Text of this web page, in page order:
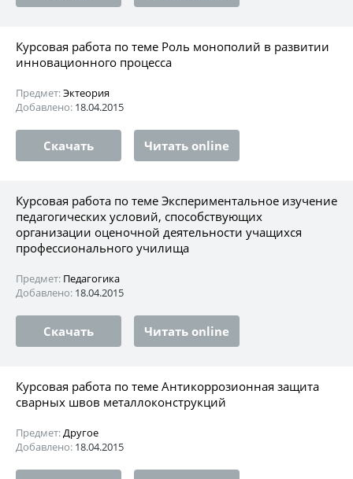
Курсовая работа по теме Роль монополий в развитии
инновационного процесса
Предмет:Эктеория
Добавлено: 18.04.2015
Скачать Читать online
Курсовая работа по теме Экспериментальное изучение
педагогических условий, способствующих
организации оценочной деятельности учащихся
профессионального училища
Предмет: Педагогика
Добавлено: 18.04.2015
Скачать Читать online
Курсовая работа по теме Антикоррозионная защита
сварных швов металлоконструкций
Предмет:Другое
Добавлено: 18.04.2015